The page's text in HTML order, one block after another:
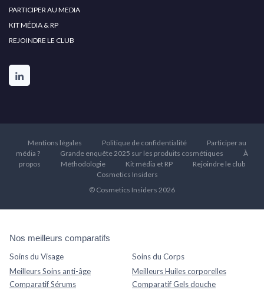
PARTICIPER AU MEDIA
KIT MÉDIA & RP
REJOINDRE LE CLUB
Mentions légales Politique de confidentialité
Participer au
média ?
Grande enquête 2025 sur les produits cosmétiques
À
propos
Méthodologie Kit média et RP
Rejoindre le club
Cosmetics Insiders
© Cosmetics Insiders 2026
Nos meilleurs comparatifs
Soins du Visage
Meilleurs Soins anti-âge
Comparatif Sérums
Soins du Corps
Meilleurs Huiles corporelles
Comparatif Gels douche